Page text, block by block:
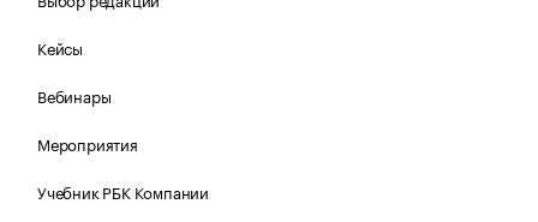
Кейсы
Вебинары
Мероприятия
Учебник РБК Компании